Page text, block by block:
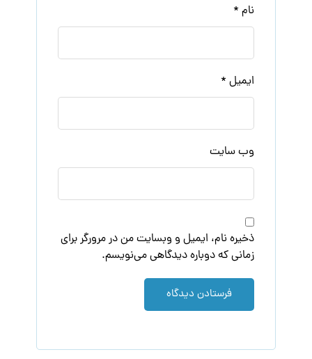
نام *
ایمیل *
وب‌ سایت
ذخیره نام، ایمیل و وبسایت من در مرورگر برای
زمانی که دوباره دیدگاهی می‌نویسم.
فرستادن دیدگاه